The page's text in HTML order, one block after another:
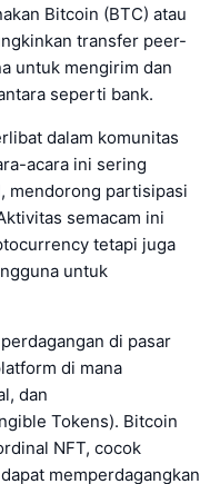
Bitcoin (BTC) atau
transfer peer-
untuk mengirim dan
seperti bank.
dalam komunitas
acara ini sering
mendorong partisipasi
semacam ini
tetapi juga
untuk
di pasar
di mana
dan
Tokens). Bitcoin
NFT, cocok
memperdagangkan